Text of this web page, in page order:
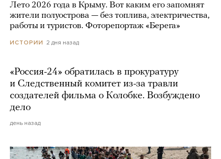
Лето 2026 года в Крыму. Вот каким его запомнят
жители полуострова — без топлива, электричества,
работы и туристов. Фоторепортаж «Берега»
ИСТОРИИ 2 дня назад
«Россия-24» обратилась в прокуратуру
и Следственный комитет из-за травли
создателей фильма о Колобке. Возбуждено
дело
день назад